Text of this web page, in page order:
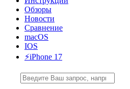
Обзоры
Новости
Сравнение
macOS
IOS
⚡️iPhone 17